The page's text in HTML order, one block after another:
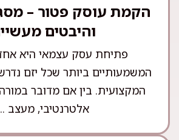
הקמת עוסק פטור –
והיבטים
פתיחת עסק עצמאי היא
המשמעותיים ביותר שכל יזם
המקצועית. בין אם מדובר
אלטרנטיבי, מעצב